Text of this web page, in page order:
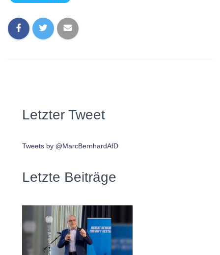
Letzter Tweet
Tweets by @MarcBernhardAfD
Letzte Beiträge